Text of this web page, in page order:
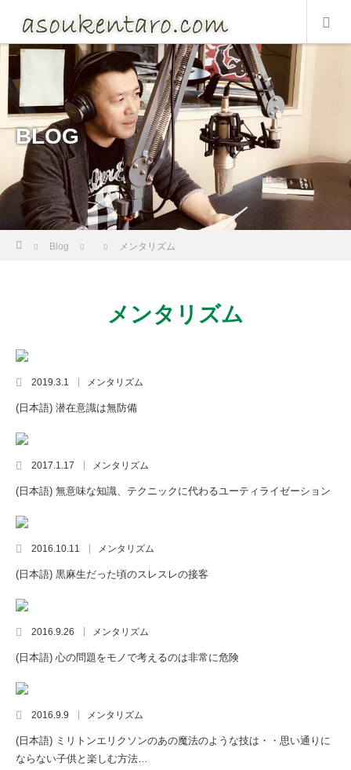
BLOG
Blog メンタリズム
メンタリズム
2019.3.1 メンタリズム
(日本語) 潜在意識は無防備
2017.1.17 メンタリズム
(日本語) 無意味な知識、テクニックに代わるユーティライゼーション
2016.10.11 メンタリズム
(日本語) 黒麻生だった頃のスレスレの接客
2016.9.26 メンタリズム
(日本語) 心の問題をモノで考えるのは非常に危険
2016.9.9 メンタリズム
(日本語) ミリトンエリクソンのあの魔法のような技は・・思い通りに
ならない子供と楽しむ方法…